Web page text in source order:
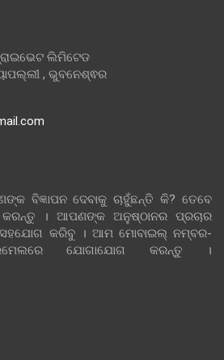
ଲିମିଟେଡ
, ଭୁବନେଶ୍ଵର
ବିଜ୍ଞାପନ ଦେବାକୁ ଚାହୁଁଛନ୍ତି କି? ତେବେ
। ଆପଣଙ୍କ ଅନୁଷ୍ଠାନର ପ୍ରଚାର
ସହଯୋଗ କରିବୁ । ଆମ ମୋବାଇଲ୍ ନମ୍ବର-
ଯୋଗାଯୋଗ କରନ୍ତୁ ।